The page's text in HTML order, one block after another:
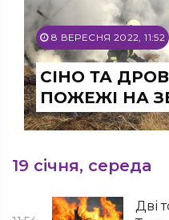
8 ВЕРЕСНЯ 2022, 11:52
СІНО ТА
ПОЖЕЖІ НА
19 січня, середа
Дві